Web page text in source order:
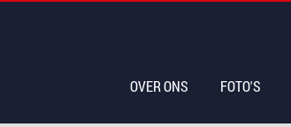
OVER ONS FOTO'S